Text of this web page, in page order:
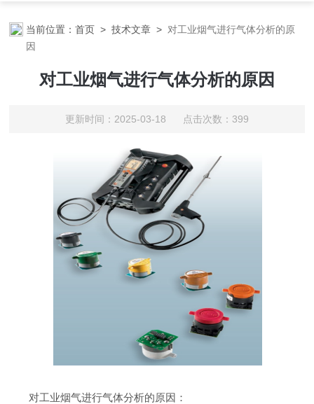
当前位置：首页 >技术文章 > 对工业烟气进行气体分析的原
因
对工业烟气进行气体分析的原因
更新时间：2025-03-18 点击次数：399
对工业烟气进行气体分析的原因：